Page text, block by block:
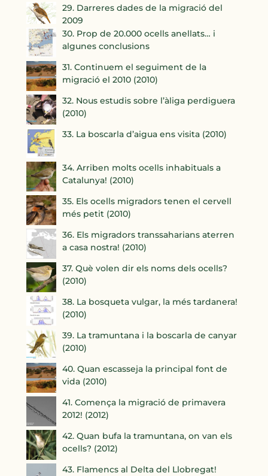
29. Darreres dades de la migració del
2009
30. Prop de 20.000 ocells anellats… i
algunes conclusions
31. Continuem el seguiment de la
migració el 2010 (2010)
32. Nous estudis sobre l’àliga perdiguera
(2010)
33. La boscarla d’aigua ens visita (2010)
34. Arriben molts ocells inhabituals a
Catalunya! (2010)
35. Els ocells migradors tenen el cervell
més petit (2010)
36. Els migradors transsaharians aterren
a casa nostra! (2010)
37. Què volen dir els noms dels ocells?
(2010)
38. La bosqueta vulgar, la més tardanera!
(2010)
39. La tramuntana i la boscarla de canyar
(2010)
40. Quan escasseja la principal font de
vida (2010)
41. Comença la migració de primavera
2012! (2012)
42. Quan bufa la tramuntana, on van els
ocells? (2012)
43. Flamencs al Delta del Llobregat!